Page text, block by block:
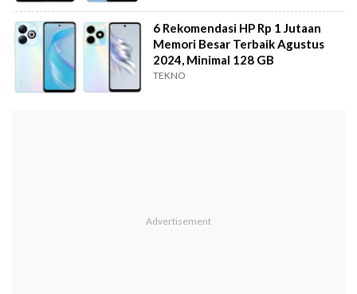
6 Rekomendasi HP Rp 1 Jutaan
Memori Besar Terbaik Agustus
2024, Minimal 128 GB
TEKNO